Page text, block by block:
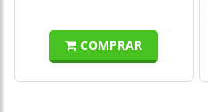
COMPRAR